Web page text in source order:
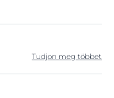
Tudjon meg többet